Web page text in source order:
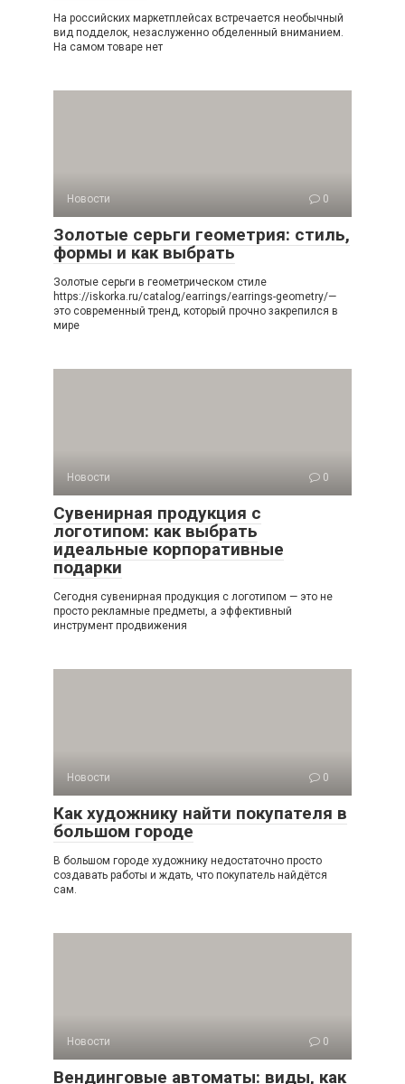
На российских маркетплейсах встречается необычный
вид подделок, незаслуженно обделенный вниманием.
На самом товаре нет
Новости 0
Золотые серьги геометрия: стиль,
формы и как выбрать
Золотые серьги в геометрическом стиле
https://iskorka.ru/catalog/earrings/earrings-geometry/—
это современный тренд, который прочно закрепился в
мире
Новости 0
Сувенирная продукция с
логотипом: как выбрать
идеальные корпоративные
подарки
Сегодня сувенирная продукция с логотипом — это не
просто рекламные предметы, а эффективный
инструмент продвижения
Новости 0
Как художнику найти покупателя в
большом городе
В большом городе художнику недостаточно просто
создавать работы и ждать, что покупатель найдётся
сам.
Новости 0
Вендинговые автоматы: виды, как